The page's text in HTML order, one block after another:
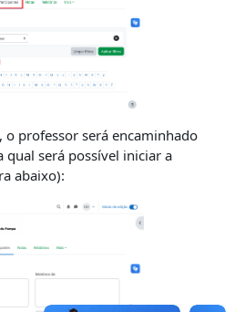
o professor será encaminhado
qual será possível iniciar a
abaixo):